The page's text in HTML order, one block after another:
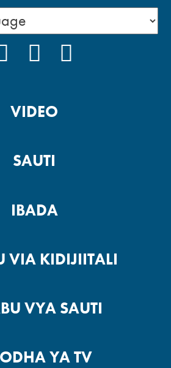
VIDEO
SAUTI
IBADA
VIA KIDIJIITALI
VYA SAUTI
YA TV